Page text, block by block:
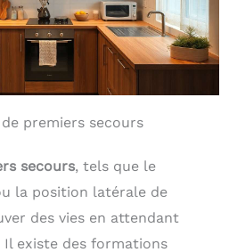
après ouverture pour un
encombrement minimum
La barrière Stop’Fix est
idéale pour créer des
zones sûres à la maison :
empêcher l’accès à une
ou protéger les enfants
constitue une alternative
élégante aux barrières
métalliques, souvent plus
froides visuellement, tout
efficacité. Ne convient
premiers secours
secours, tels que le
la position latérale de
des vies en attendant
Il existe des formations